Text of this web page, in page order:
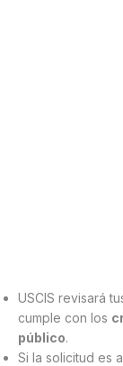
USCIS revisará
cumple con los
público.
Si la solicitud es